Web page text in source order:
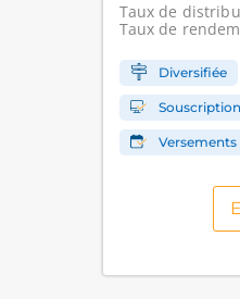
Taux de
Taux de
Diversifiée